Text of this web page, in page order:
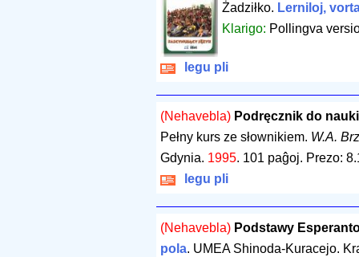
Żadziłko. Lerniloj,
Klarigo: Pollingva
legu pli
(Nehavebla) Podręcznik do
Pełny kurs ze słownikiem. W.A.
Gdynia. 1995. 101 paĝoj. Prezo:
legu pli
(Nehavebla) Podstawy
pola. UMEA Shinoda-Kuracejo.